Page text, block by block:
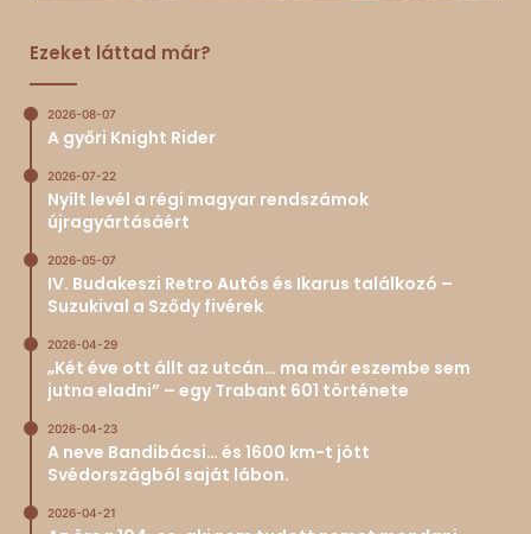
Ezeket láttad már?
2026-08-07
A győri Knight Rider
2026-07-22
Nyílt levél a régi magyar rendszámok
újragyártásáért
2026-05-07
IV. Budakeszi Retro Autós és Ikarus találkozó –
Suzukival a Sződy fivérek
2026-04-29
„Két éve ott állt az utcán… ma már eszembe sem
jutna eladni” – egy Trabant 601 története
2026-04-23
A neve Bandibácsi… és 1600 km-t jött
Svédországból saját lábon.
2026-04-21